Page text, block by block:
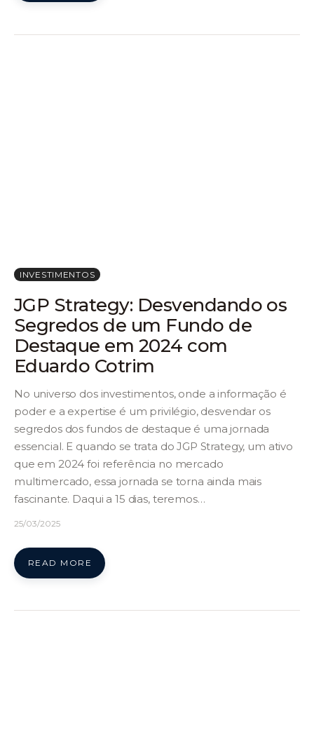
INVESTIMENTOS
JGP Strategy: Desvendando os
Segredos de um Fundo de
Destaque em 2024 com
Eduardo Cotrim
No universo dos investimentos, onde a informação é
poder e a expertise é um privilégio, desvendar os
segredos dos fundos de destaque é uma jornada
essencial. E quando se trata do JGP Strategy, um ativo
que em 2024 foi referência no mercado
multimercado, essa jornada se torna ainda mais
fascinante. Daqui a 15 dias, teremos…
25/03/2025
READ MORE